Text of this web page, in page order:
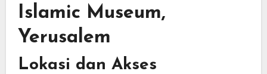
Islamic Museum,
Yerusalem
Lokasi dan Akses